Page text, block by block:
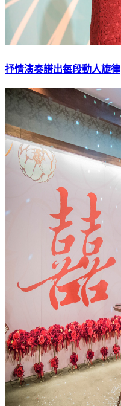
抒情演奏譜出每段動人旋律